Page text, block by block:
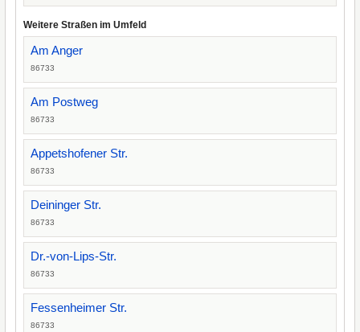
Weitere Straßen im Umfeld
Am Anger
86733
Am Postweg
86733
Appetshofener Str.
86733
Deininger Str.
86733
Dr.-von-Lips-Str.
86733
Fessenheimer Str.
86733